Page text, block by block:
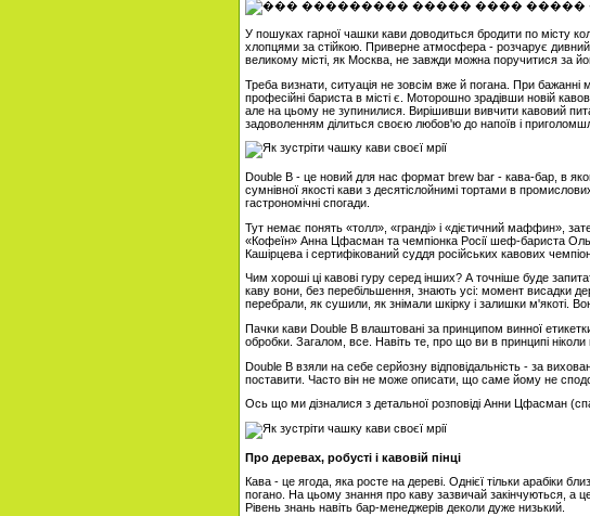
У пошуках гарної чашки кави доводиться бродити по місту
хлопцями за стійкою. Приверне атмосфера - розчарує
великому місті, як Москва, не завжди можна поручитися за
Треба визнати, ситуація не зовсім вже й погана. При бажанні
професійні бариста в місті є. Моторошно зрадівши новій
але на цьому не зупинилися. Вирішивши вивчити кавовий
задоволенням ділиться своєю любов'ю до напоїв і
Double B - це новий для нас формат brew bar - кава-бар, в
сумнівної якості кави з десятіслойнимі тортами в
гастрономічні спогади.
Тут немає понять «толл», «гранді» і «дієтичний маффин»,
«Кофеїн» Анна Цфасман та чемпіонка Росії шеф-бариста
Кашірцева і сертифікований суддя російських кавових
Чим хороші ці кавові гуру серед інших? А точніше буде
каву вони, без перебільшення, знають усі: момент висадки
перебрали, як сушили, як знімали шкірку і залишки м'якоті.
Пачки кави Double B влаштовані за принципом винної
обробки. Загалом, все. Навіть те, про що ви в принципі
Double B взяли на себе серйозну відповідальність - за
поставити. Часто він не може описати, що саме йому не
Ось що ми дізналися з детальної розповіді Анни Цфасман
Про деревах, робусті і кавовій пінці
Кава - це ягода, яка росте на дереві. Однієї тільки арабіки
погано. На цьому знання про каву зазвичай закінчуються, а
Рівень знань навіть бар-менеджерів деколи дуже низький.